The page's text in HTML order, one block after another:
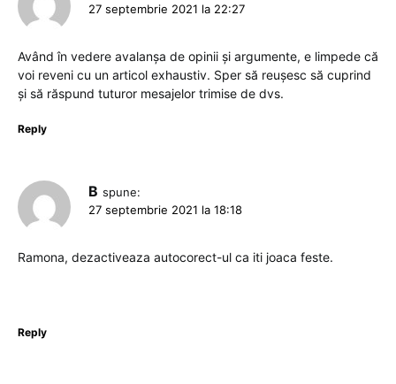
27 septembrie 2021 la 22:27
Având în vedere avalanșa de opinii și argumente, e limpede că
voi reveni cu un articol exhaustiv. Sper să reușesc să cuprind
și să răspund tuturor mesajelor trimise de dvs.
Reply
B spune:
27 septembrie 2021 la 18:18
Ramona, dezactiveaza autocorect-ul ca iti joaca feste.
Reply